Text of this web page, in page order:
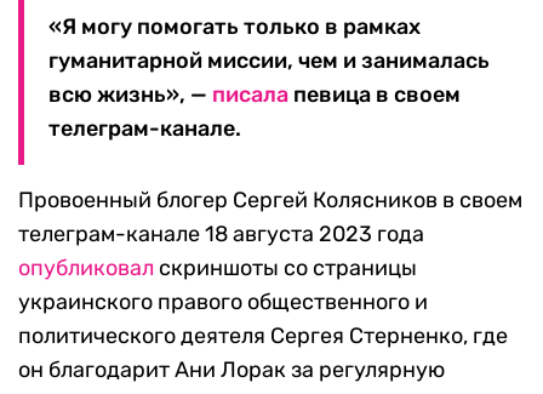
«Я могу помогать только в рамках
гуманитарной миссии, чем и занималась
всю жизнь», — писала певица в своем
телеграм-канале.
Провоенный блогер Сергей Колясников в своем
телеграм-канале 18 августа 2023 года
опубликовал скриншоты со страницы
украинского правого общественного и
политического деятеля Сергея Стерненко, где
он благодарит Ани Лорак за регулярную